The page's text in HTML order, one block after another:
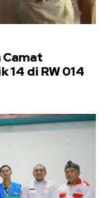
14 di RW 014